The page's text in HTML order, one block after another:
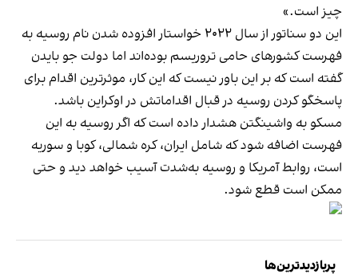
چیز است.»
این دو سناتور از سال ۲۰۲۲ خواستار افزوده شدن نام روسیه به
فهرست کشورهای حامی تروریسم بوده‌اند اما دولت جو بایدن
گفته است که بر این باور نیست که این کار، موثرترین اقدام برای
پاسخگو کردن روسیه در قبال اقداماتش در اوکراین باشد.
مسکو به واشینگتن هشدار داده است که اگر روسیه به این
فهرست اضافه شود که شامل ایران، کره شمالی، کوبا و سوریه
است، روابط آمریکا و روسیه به‌شدت آسیب خواهد دید و حتی
ممکن است قطع شود.
پربازدیدترین‌ها